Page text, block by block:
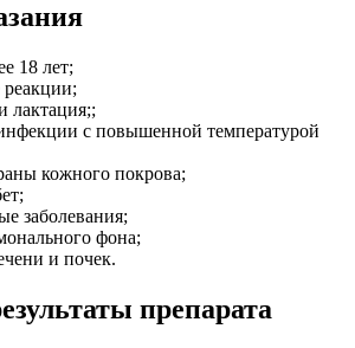
18 лет;
реакции;
лактация;;
с повышенной температурой
кожного покрова;
заболевания;
фона;
и почек.
препарата